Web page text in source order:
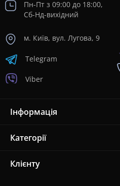
Пн-Пт з 09:00 до 18:00,
Сб-Нд-вихідний
м. Київ, вул. Лугова, 9
Telegram
Viber
Інформація
Категорії
Клієнту